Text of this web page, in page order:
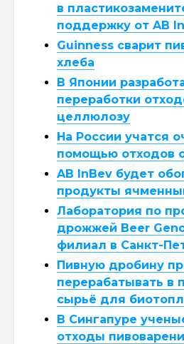
в
поддержку от AB
Guinness сварит
хлеба
В Японии
переработки
целлюлозу
На России учатся
помощью отходов
AB InBev будет
продукты
Лаборатория по
дрожжей Beer
филиал в Санкт-
Пивную дробину
перерабатывать в
сырьё для
В Сингапуре
отходы